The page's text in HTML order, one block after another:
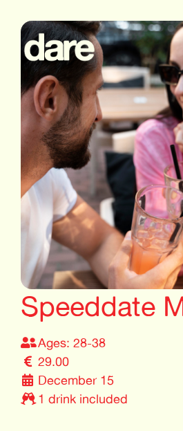
Speeddate
Ages: 28-38
29.00
December 15
1 drink included